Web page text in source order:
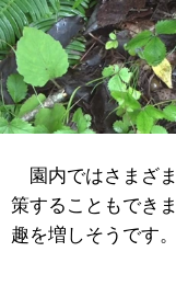
園内ではさまざ
策することもでき
趣を増しそうです。